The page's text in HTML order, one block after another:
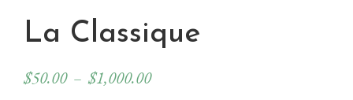
La Classique
$50.00 – $1,000.00